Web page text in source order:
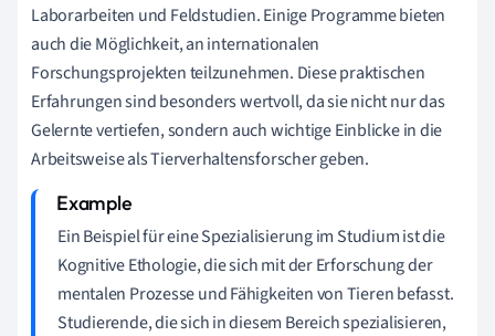
Laborarbeiten und Feldstudien. Einige Programme bieten
auch die Möglichkeit, an internationalen
Forschungsprojekten teilzunehmen. Diese praktischen
Erfahrungen sind besonders wertvoll, da sie nicht nur das
Gelernte vertiefen, sondern auch wichtige Einblicke in die
Arbeitsweise als Tierverhaltensforscher geben.
Ein Beispiel für eine Spezialisierung im Studium ist die
Kognitive Ethologie, die sich mit der Erforschung der
mentalen Prozesse und Fähigkeiten von Tieren befasst.
Studierende, die sich in diesem Bereich spezialisieren,